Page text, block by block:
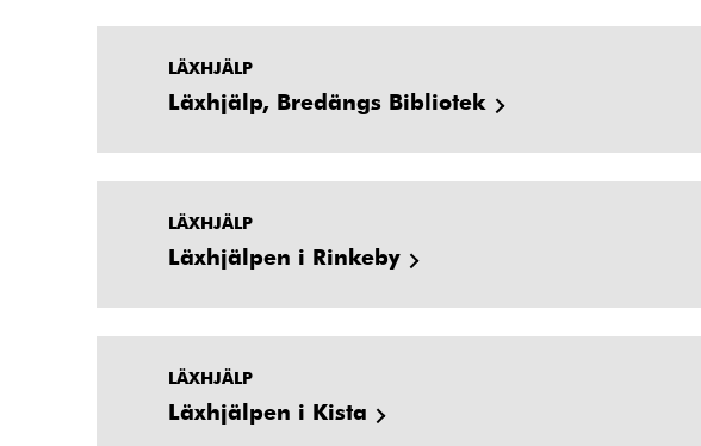
LÄXHJÄLP
Läxhjälp, Bredängs Bibliotek
LÄXHJÄLP
Läxhjälpen i Rinkeby
LÄXHJÄLP
Läxhjälpen i Kista